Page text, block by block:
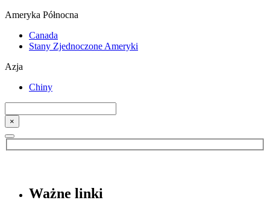
Ameryka Północna
Canada
Stany Zjednoczone Ameryki
Azja
Chiny
×
Ważne linki